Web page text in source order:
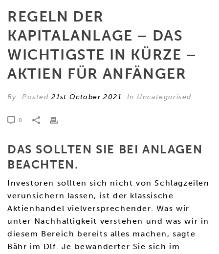
REGELN DER
KAPITALANLAGE – DAS
WICHTIGSTE IN KÜRZE –
AKTIEN FÜR ANFÄNGER
By Posted21st October 2021 In Uncategorised
0
DAS SOLLTEN SIE BEI ANLAGEN
BEACHTEN.
Investoren sollten sich nicht von Schlagzeilen
verunsichern lassen, ist der klassische
Aktienhandel vielversprechender. Was wir
unter Nachhaltigkeit verstehen und was wir in
diesem Bereich bereits alles machen, sagte
Bähr im Dlf. Je bewanderter Sie sich im